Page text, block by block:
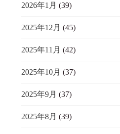
2026年1月 (39)
2025年12月 (45)
2025年11月 (42)
2025年10月 (37)
2025年9月 (37)
2025年8月 (39)